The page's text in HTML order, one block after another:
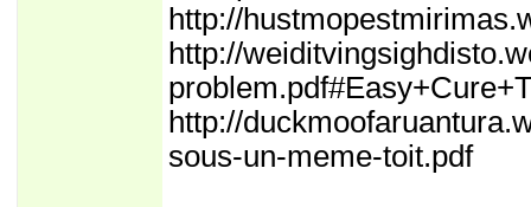
http://
http://
http://
sous-un-meme-toit.pdf